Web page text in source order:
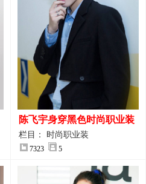
陈飞宇身穿黑色时尚职业装
图片
栏目： 时尚职业装
7323 5